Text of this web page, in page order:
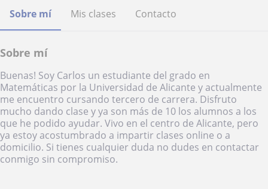
Sobre mí Mis clases Contacto
Sobre mí
Buenas! Soy Carlos un estudiante del grado en
Matemáticas por la Universidad de Alicante y actualmente
me encuentro cursando tercero de carrera. Disfruto
mucho dando clase y ya son más de 10 los alumnos a los
que he podido ayudar. Vivo en el centro de Alicante, pero
ya estoy acostumbrado a impartir clases online o a
domicilio. Si tienes cualquier duda no dudes en contactar
conmigo sin compromiso.